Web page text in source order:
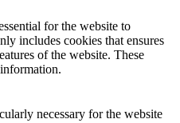
for the website to
includes cookies that ensures
of the website. These
necessary for the website